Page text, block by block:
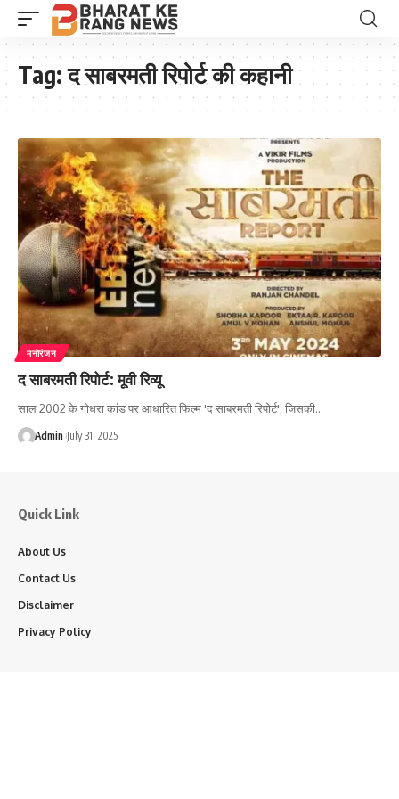
Tag:द साबरमती रिपोर्ट की कहानी
मनोरंजन
द साबरमती रिपोर्ट: मूवी रिव्यू
साल 2002 के गोधरा कांड पर आधारित फिल्म 'द साबरमती रिपोर्ट', जिसकी…
Admin July 31, 2025
Quick Link
About Us
Contact Us
Disclaimer
Privacy Policy